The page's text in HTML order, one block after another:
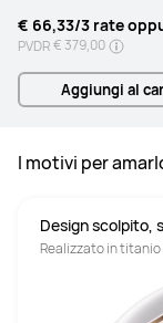
€ 66,33/3 rate
PVDR€ 379,00
Aggiungi al
I motivi per
Design scolpito,
Realizzato in titanio